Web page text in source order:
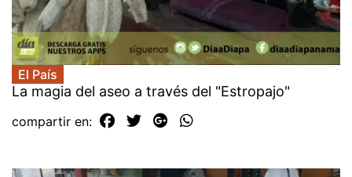
El País
La magia del aseo a través del "Estropajo"
compartir en: